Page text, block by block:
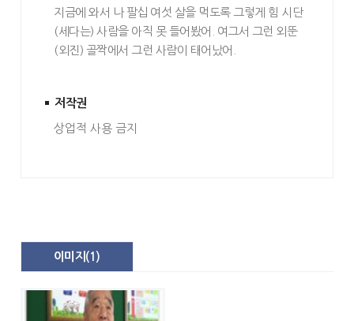
지금에 와서 나 팔십 여섯 살을 먹도록 그렇게 힘 시단
(세다는) 사람을 아직 못 들어봤어. 여그서 그런 외뚠
(외진) 골짝에서 그런 사람이 태어났어.
저작권
상업적 사용 금지
이미지( 1 )